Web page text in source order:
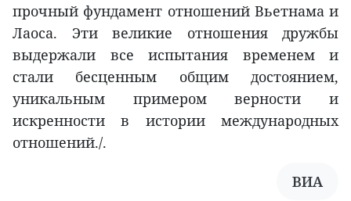
прочный фундамент отношений Вьетнама и
Лаоса. Эти великие отношения дружбы
выдержали все испытания временем и
стали бесценным общим достоянием,
уникальным примером верности и
искренности в истории международных
отношений./.
ВИА